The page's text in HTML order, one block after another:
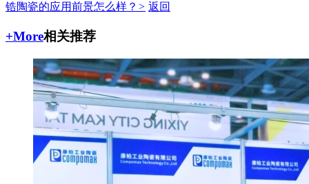
锆陶瓷的应用前景怎么样？ > 返回
+More相关推荐